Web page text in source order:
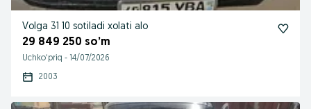
Volga 31 10 sotiladi xolati alo
29 849 250 so’m
Uchkoʻpriq - 14/07/2026
2003